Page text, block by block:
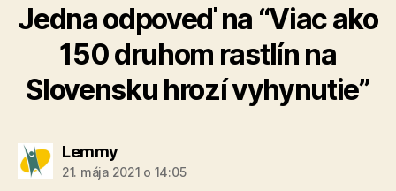
Jedna odpoveď na “Viac ako
150 druhom rastlín na
Slovensku hrozí vyhynutie”
Lemmyhovorí:
21. mája 2021 o 14:05